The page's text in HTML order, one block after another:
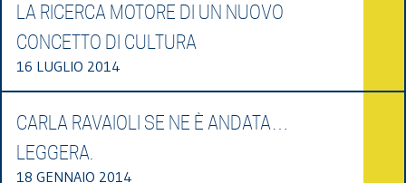
LA RICERCA MOTORE DI UN NUOVO
CONCETTO DI CULTURA
16 LUGLIO 2014
CARLA RAVAIOLI SE NE È ANDATA…
LEGGERA.
18 GENNAIO 2014